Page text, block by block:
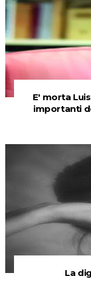
E' morta
importanti
La